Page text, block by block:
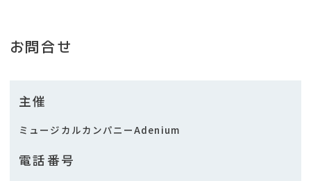
お問合せ
主催
ミュージカルカンパニーAdenium
電話番号